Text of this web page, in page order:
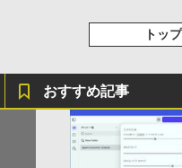
トッ
おすすめ記事